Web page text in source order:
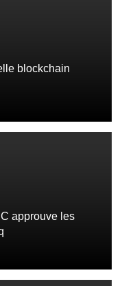
blockchain
approuve les